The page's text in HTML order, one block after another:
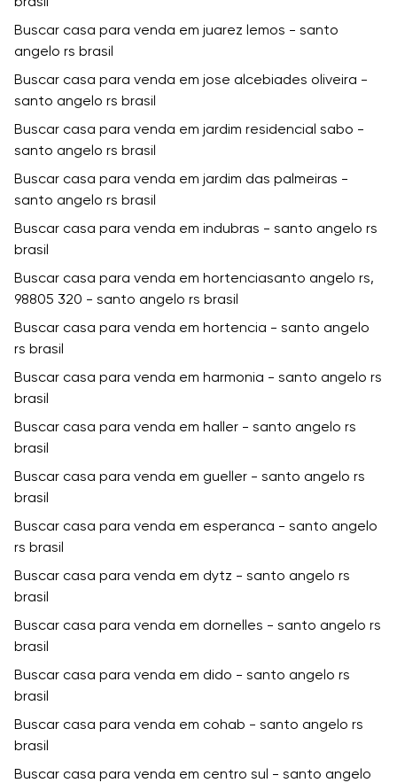
Buscar casa para venda em juarez lemos - santo
angelo rs brasil
Buscar casa para venda em jose alcebiades oliveira -
santo angelo rs brasil
Buscar casa para venda em jardim residencial sabo -
santo angelo rs brasil
Buscar casa para venda em jardim das palmeiras -
santo angelo rs brasil
Buscar casa para venda em indubras - santo angelo rs
brasil
Buscar casa para venda em hortenciasanto angelo rs,
98805 320 - santo angelo rs brasil
Buscar casa para venda em hortencia - santo angelo
rs brasil
Buscar casa para venda em harmonia - santo angelo rs
brasil
Buscar casa para venda em haller - santo angelo rs
brasil
Buscar casa para venda em gueller - santo angelo rs
brasil
Buscar casa para venda em esperanca - santo angelo
rs brasil
Buscar casa para venda em dytz - santo angelo rs
brasil
Buscar casa para venda em dornelles - santo angelo rs
brasil
Buscar casa para venda em dido - santo angelo rs
brasil
Buscar casa para venda em cohab - santo angelo rs
brasil
Buscar casa para venda em centro sul - santo angelo